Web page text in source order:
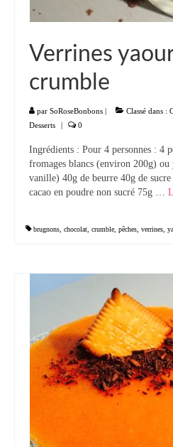
Divers desserts
Boissons
Cocktails
A propos
Accueil
Verrines
crumble
par SoRoseBonbons | Classé dans :
Desserts
| 0
Ingrédients : Pour 4 personnes : 4
fromages blancs (environ 200g) ou
vanille) 40g de beurre 40g de
cacao en poudre non sucré 75g …
brugnons chocolat crumble pêches verrines